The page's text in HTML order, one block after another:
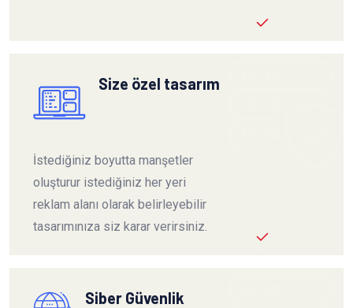
Size özel tasarım
İstediğiniz boyutta manşetler
oluşturur istediğiniz her yeri
reklam alanı olarak belirleyebilir
tasarımınıza siz karar verirsiniz.
Siber Güvenlik